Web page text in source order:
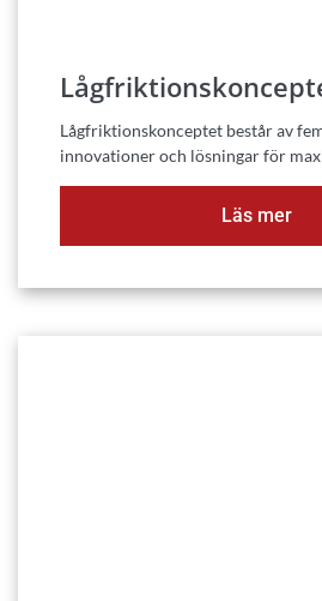
Lågfriktionskonceptet består av
innovationer och lösningar för
Läs mer